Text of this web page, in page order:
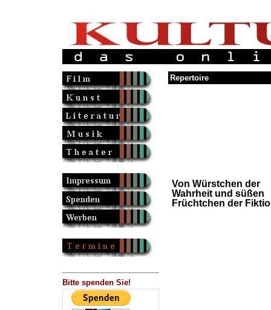
Bitte spenden Sie!
Repertoire
Von Würstchen der
Wahrheit und süßen
Früchtchen der